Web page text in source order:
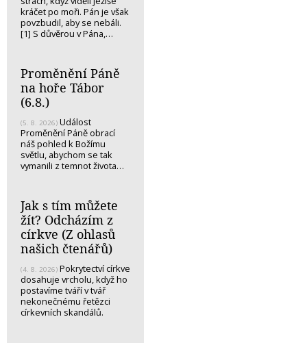
kráčet po moři. Pán je však
povzbudil, aby se nebáli.
[1] S důvěrou v Pána,…
Proměnění Páně
na hoře Tábor
(6.8.)
(5. 8. 2026) Událost
Proměnění Páně obrací
náš pohled k Božímu
světlu, abychom se tak
vymanili z temnot života…
Jak s tím můžete
žít? Odcházím z
církve (Z ohlasů
našich čtenářů)
(4. 8. 2026) Pokrytectví církve
dosahuje vrcholu, když ho
postavíme tváří v tvář
nekonečnému řetězci
církevních skandálů.